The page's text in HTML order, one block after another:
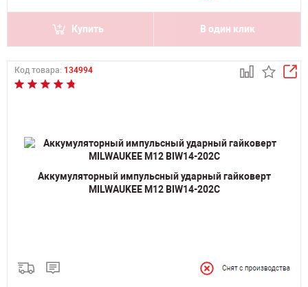
Купить В один клик
Код товара: 134994
Аккумуляторный импульсный ударный гайковерт
MILWAUKEE M12 BIW14-202C